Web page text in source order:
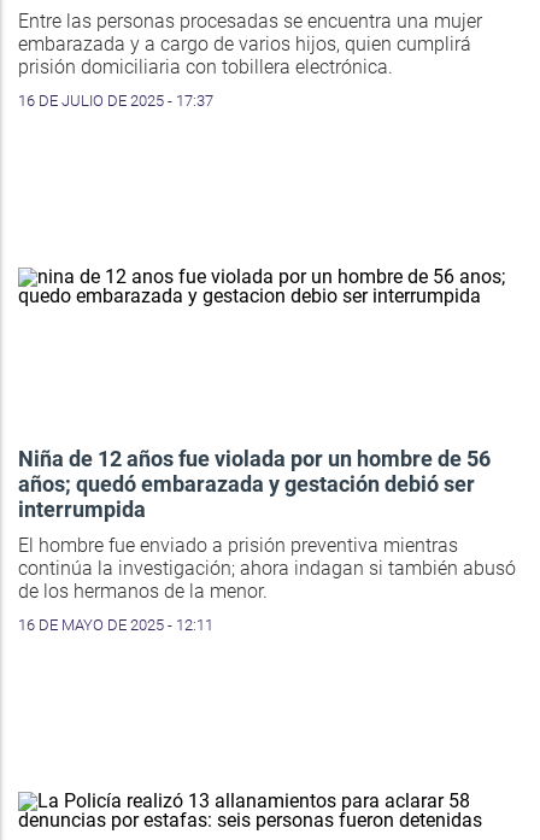
Entre las personas procesadas se encuentra una mujer
embarazada y a cargo de varios hijos, quien cumplirá
prisión domiciliaria con tobillera electrónica.
16 DE JULIO DE 2025 - 17:37
Niña de 12 años fue violada por un hombre de 56
años; quedó embarazada y gestación debió ser
interrumpida
El hombre fue enviado a prisión preventiva mientras
continúa la investigación; ahora indagan si también abusó
de los hermanos de la menor.
16 DE MAYO DE 2025 - 12:11